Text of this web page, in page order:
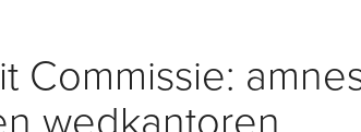
Commissie: